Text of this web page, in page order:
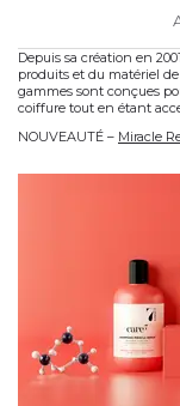
Depuis sa création en
produits et du matériel
gammes sont conçues
coiffure tout en étant
NOUVEAUTÉ – Miracle